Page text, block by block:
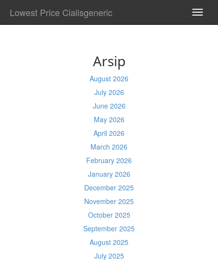
Lowest Price Cialisgeneric
Arsip
August 2026
July 2026
June 2026
May 2026
April 2026
March 2026
February 2026
January 2026
December 2025
November 2025
October 2025
September 2025
August 2025
July 2025